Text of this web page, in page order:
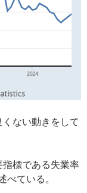
ない動きをして
標である失業率
ている。